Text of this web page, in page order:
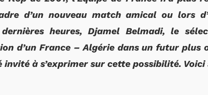
d’un nouveau match amical ou lors
heures, Djamel Belmadi, le
d’un France – Algérie dans un futur plus
invité à s’exprimer sur cette possibilité. Voici